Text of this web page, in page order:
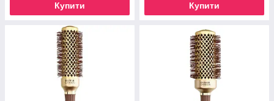
Купити Купити